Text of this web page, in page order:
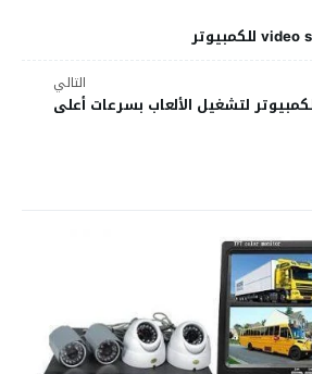
التالي
لتشغيل الألعاب بسرعات أعلى